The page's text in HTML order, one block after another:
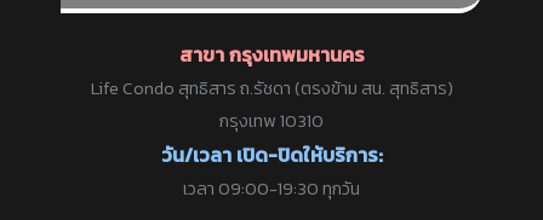
สาขา กรุงเทพมหานคร
Life Condo สุทธิสาร ถ.รัชดา (ตรงข้าม สน. สุทธิสาร)
กรุงเทพ 10310
วัน/เวลา เปิด-ปิดให้บริการ:
เวลา 09:00-19:30 ทุกวัน